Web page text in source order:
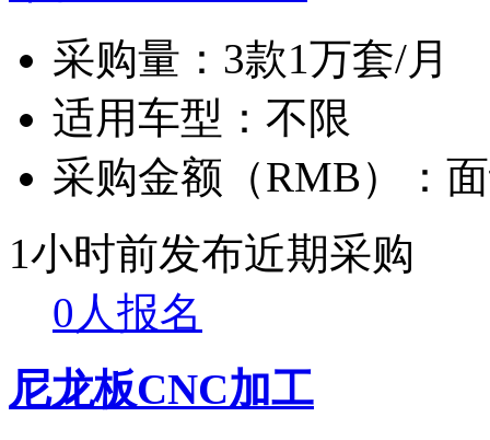
采购量： 3款1万套/月
适用车型： 不限
采购金额（RMB）：
1小时前发布近期采购
0人报名
尼龙板CNC加工